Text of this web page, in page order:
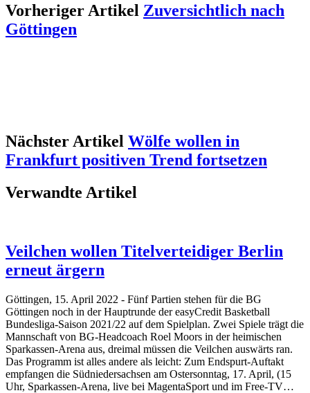
Vorheriger Artikel Zuversichtlich nach
Göttingen
Nächster Artikel Wölfe wollen in
Frankfurt positiven Trend fortsetzen
Verwandte Artikel
Veilchen wollen Titelverteidiger Berlin
erneut ärgern
Göttingen, 15. April 2022 - Fünf Partien stehen für die BG
Göttingen noch in der Hauptrunde der easyCredit Basketball
Bundesliga-Saison 2021/22 auf dem Spielplan. Zwei Spiele trägt die
Mannschaft von BG-Headcoach Roel Moors in der heimischen
Sparkassen-Arena aus, dreimal müssen die Veilchen auswärts ran.
Das Programm ist alles andere als leicht: Zum Endspurt-Auftakt
empfangen die Südniedersachsen am Ostersonntag, 17. April, (15
Uhr, Sparkassen-Arena, live bei MagentaSport und im Free-TV…